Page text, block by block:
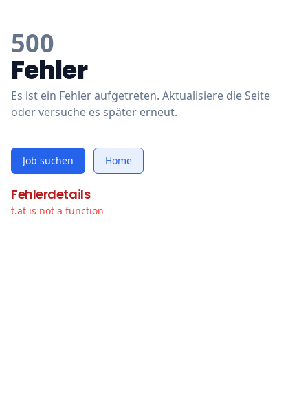
500
Fehler
Es ist ein Fehler aufgetreten. Aktualisiere die Seite
oder versuche es später erneut.
Job suchen Home
Fehlerdetails
t.at is not a function